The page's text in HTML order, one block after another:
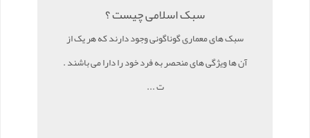
سبک اسلامی چیست ؟
سبک های معماری گوناگونی وجود دارند که هر یک از
آن ها ویژگی های منحصر به فرد خود را دارا می باشند .
ت ...